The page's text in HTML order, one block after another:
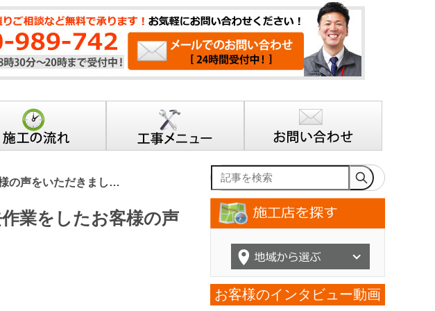
の声をいただきまし…
業をしたお客様の声
記事を検索
お客様のインタビュー動画